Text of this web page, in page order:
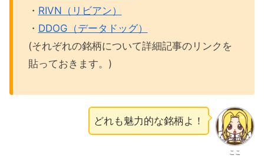
2024年2月テンバガー候補のパフォーマン
スまとめ
・ RIVN（リビアン）
・ DDOG（データドッグ）
(それぞれの銘柄について詳細記事のリンクを
貼っておきます。)
ここ
どれも魅力的な銘柄よ！